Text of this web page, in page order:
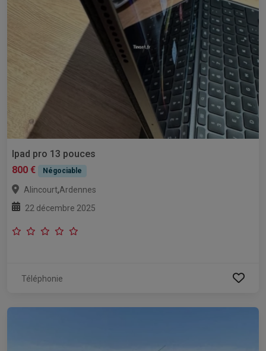
Ipad pro 13 pouces
800 €
Négociable
Alincourt,Ardennes
22 décembre 2025
Téléphonie